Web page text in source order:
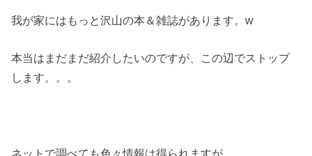
我が家にはもっと沢山の本＆雑誌があります。w
本当はまだまだ紹介したいのですが、この辺でストップ
します。。。
ネットで調べても色々情報は得られますが、